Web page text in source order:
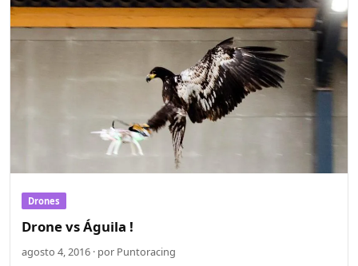
Drones
Drone vs Águila !
agosto 4, 2016 · por Puntoracing